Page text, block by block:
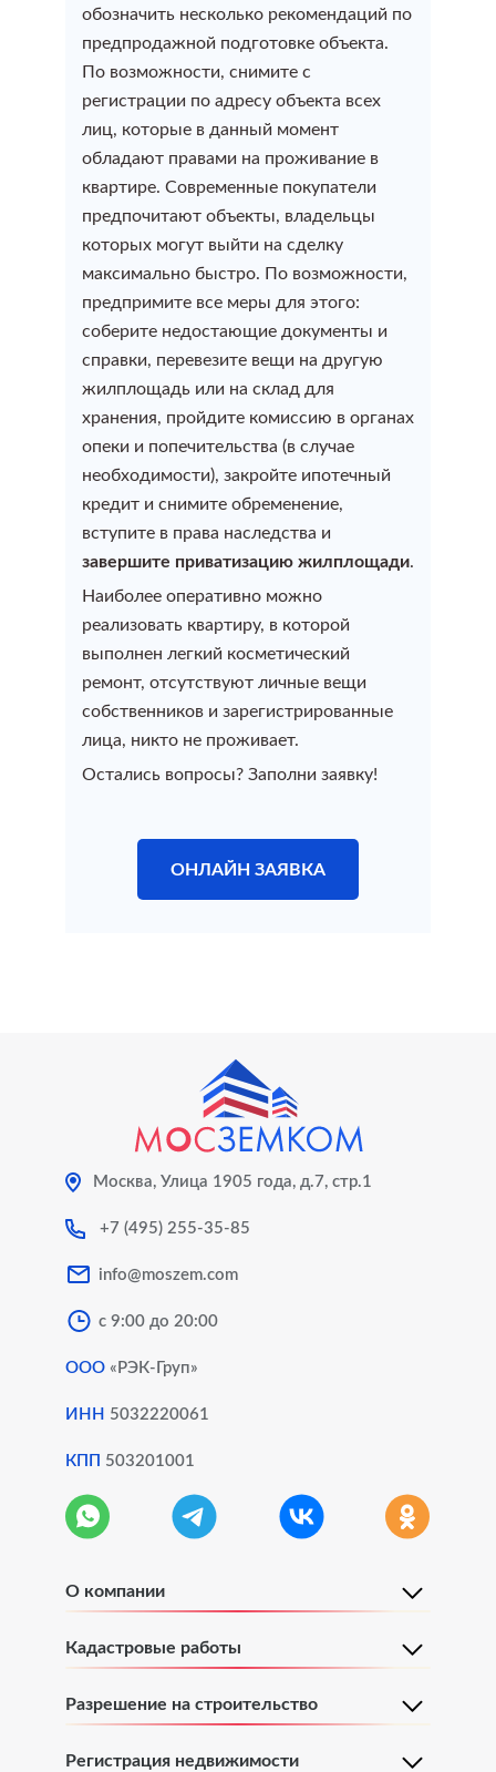
План участка (кадастровый, ситуационный)
Топографическая съемка
Технический план
Технический план
Технический план на гараж
Техплан для аренды помещения
Выделить помещение в здании для аренды или
Технический план сооружения
Подготовка технического плана объекта
незавершенного строительства
Технический план дома
Постановка на кадастровый учет
Постановка на кадастровый учет
Постановка на кадастровый учет дома
Постановка на кадастровый учет земельного участка
Поэтажный план и экспликация объекта
Поэтажный план и экспликация помещения
Узаконить дачный дом
Узаконить дом без разрешения
Узаконить пристройку к дому
Узаконить гараж
Узаконить баню
Узаконить уже построенный дом
Узаконить дом на дачном участке
Узаконить ИЖС
Строительство без разрешения (Узаконить объект)
Регистрация дома
Помощь при отказе в регистрации права
собственности
Оформление сделки купли-продажи
недвижимости
Оформление сделки купли-продажи дома
Оформление сделки купли-продажи земельного
участка
обозначить несколько рекомендаций по
предпродажной подготовке объекта.
По возможности, снимите с
регистрации по адресу объекта всех
лиц, которые в данный момент
обладают правами на проживание в
квартире. Современные покупатели
предпочитают объекты, владельцы
которых могут выйти на сделку
максимально быстро. По возможности,
предпримите все меры для этого:
соберите недостающие документы и
справки, перевезите вещи на другую
жилплощадь или на склад для
хранения, пройдите комиссию в органах
опеки и попечительства (в случае
необходимости), закройте ипотечный
кредит и снимите обременение,
вступите в права наследства и
завершите приватизацию жилплощади.
Наиболее оперативно можно
реализовать квартиру, в которой
выполнен легкий косметический
ремонт, отсутствуют личные вещи
собственников и зарегистрированные
лица, никто не проживает.
Остались вопросы? Заполни заявку!
ОНЛАЙН ЗАЯВКА
Москва, Улица 1905 года, д.7, стр.1
+7 (495) 255-35-85
info@moszem.com
с 9:00 до 20:00
ООО «РЭК-Груп»
ИНН 5032220061
КПП 503201001
О компании
Кадастровые работы
Разрешение на строительство
Регистрация недвижимости